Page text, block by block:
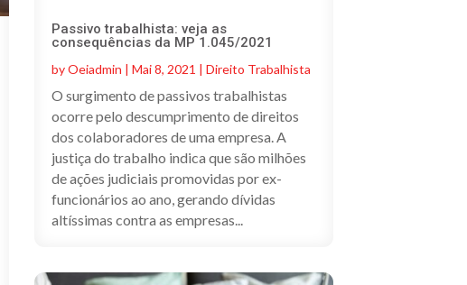
Passivo trabalhista: veja as
consequências da MP 1.045/2021
byOeiadmin |Mai 8, 2021 |Direito Trabalhista
O surgimento de passivos trabalhistas
ocorre pelo descumprimento de direitos
dos colaboradores de uma empresa. A
justiça do trabalho indica que são milhões
de ações judiciais promovidas por ex-
funcionários ao ano, gerando dívidas
altíssimas contra as empresas...